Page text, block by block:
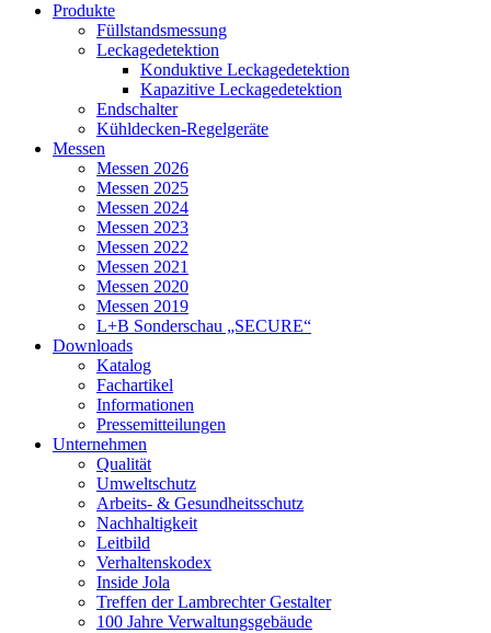
Produkte
Füllstandsmessung
Leckagedetektion
Konduktive Leckagedetektion
Kapazitive Leckagedetektion
Endschalter
Kühldecken-Regelgeräte
Messen
Messen 2026
Messen 2025
Messen 2024
Messen 2023
Messen 2022
Messen 2021
Messen 2020
Messen 2019
L+B Sonderschau „SECURE“
Downloads
Katalog
Fachartikel
Informationen
Pressemitteilungen
Unternehmen
Qualität
Umweltschutz
Arbeits- & Gesundheitsschutz
Nachhaltigkeit
Leitbild
Verhaltenskodex
Inside Jola
Treffen der Lambrechter Gestalter
100 Jahre Verwaltungsgebäude